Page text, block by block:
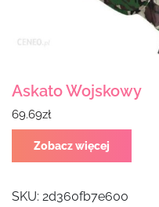
Askato Wojskowy
69.69zł
Zobacz więcej
SKU: 2d360fb7e600